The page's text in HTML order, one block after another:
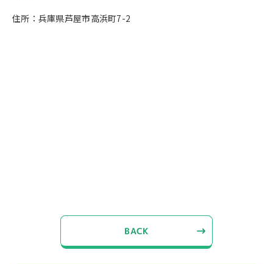
住所：兵庫県芦屋市高浜町7-2
BACK